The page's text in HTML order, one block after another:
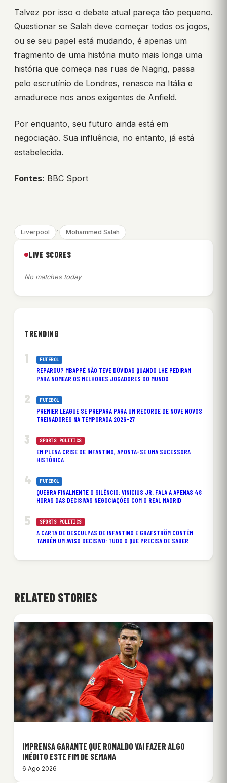
Talvez por isso o debate atual pareça tão pequeno.
Questionar se Salah deve começar todos os jogos,
ou se seu papel está mudando, é apenas um
fragmento de uma história muito mais longa uma
história que começa nas ruas de Nagrig, passa
pelo escrutínio de Londres, renasce na Itália e
amadurece nos anos exigentes de Anfield.
Por enquanto, seu futuro ainda está em
negociação. Sua influência, no entanto, já está
estabelecida.
Fontes: BBC Sport
Liverpool , Mohammed Salah
LIVE SCORES
No matches today
TRENDING
FUTEBOL
REPAROU? MBAPPÉ NÃO TEVE DÚVIDAS QUANDO LHE PEDIRAM
PARA NOMEAR OS MELHORES JOGADORES DO MUNDO
FUTEBOL
PREMIER LEAGUE SE PREPARA PARA UM RECORDE DE NOVE NOVOS
TREINADORES NA TEMPORADA 2026-27
SPORTS POLITICS
EM PLENA CRISE DE INFANTINO, APONTA-SE UMA SUCESSORA
HISTÓRICA
FUTEBOL
QUEBRA FINALMENTE O SILÊNCIO: VINICIUS JR. FALA A APENAS 48
HORAS DAS DECISIVAS NEGOCIAÇÕES COM O REAL MADRID
SPORTS POLITICS
A CARTA DE DESCULPAS DE INFANTINO E GRAFSTRÖM CONTÉM
TAMBÉM UM AVISO DECISIVO: TUDO O QUE PRECISA DE SABER
RELATED STORIES
IMPRENSA GARANTE QUE RONALDO VAI FAZER ALGO
INÉDITO ESTE FIM DE SEMANA
6 Ago 2026